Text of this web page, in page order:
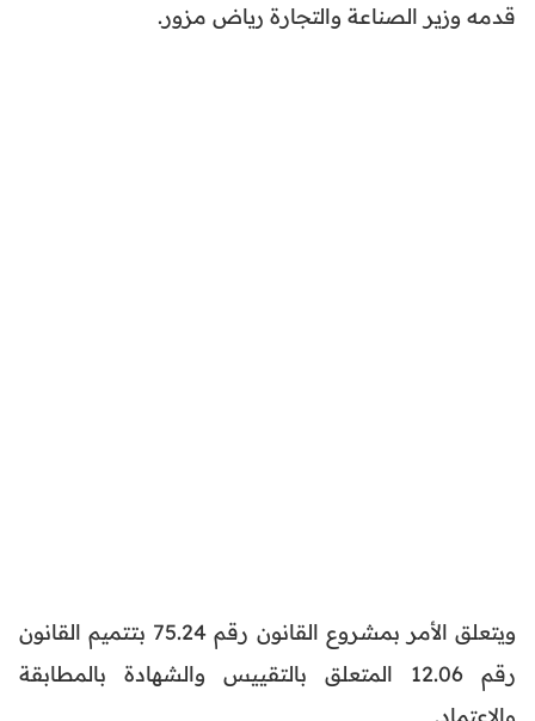
قدمه وزير الصناعة والتجارة رياض مزور.
ويتعلق الأمر بمشروع القانون رقم 75.24 بتتميم القانون
رقم 12.06 المتعلق بالتقييس والشهادة بالمطابقة
والاعتماد.